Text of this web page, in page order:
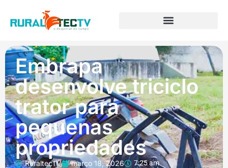
Embrapa
desenvolve triciclo
trator para
pequenas
propriedades
RuraltecTV março 18, 2026 7:25 am